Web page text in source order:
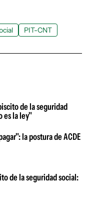
PIT-CNT
de la seguridad
es la ley"
la postura de ACDE
de la seguridad social: